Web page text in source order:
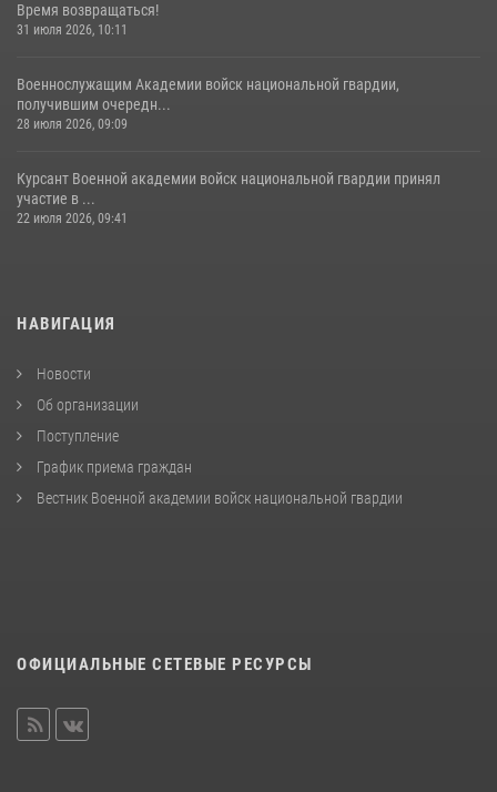
Время возвращаться!
31 июля 2026, 10:11
Военнослужащим Академии войск национальной гвардии,
получившим очередн...
28 июля 2026, 09:09
Курсант Военной академии войск национальной гвардии принял
участие в ...
22 июля 2026, 09:41
НАВИГАЦИЯ
Новости
Об организации
Поступление
График приема граждан
Вестник Военной академии войск национальной гвардии
ОФИЦИАЛЬНЫЕ СЕТЕВЫЕ РЕСУРСЫ